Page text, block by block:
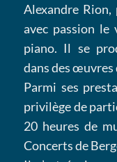
Alexandre
avec passion
piano. Il se
dans des œuvres
Parmi ses
privilège de
20 heures de
Concerts de